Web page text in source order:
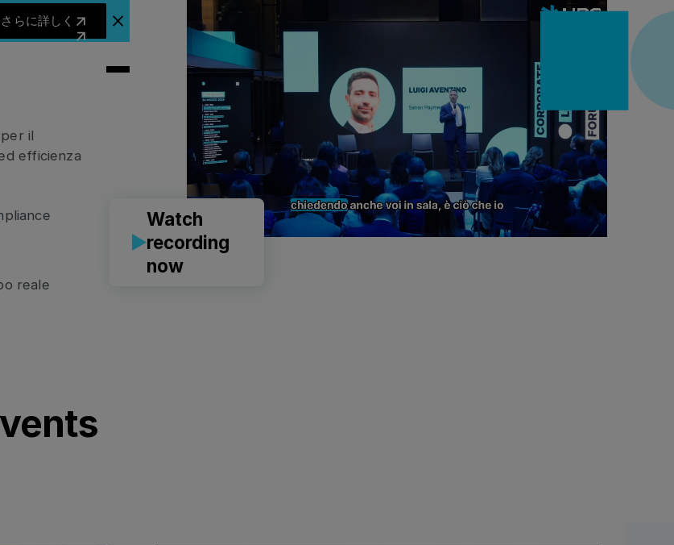
さらに詳しく
さらに詳しく
アナウンスバナーを閉じる
il
efficienza
reale
Watch
recording
now